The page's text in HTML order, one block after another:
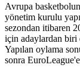
Avrupa
yönetim kurulu
sezondan itibaren
için adaylardan biri
Yapılan oylama
sonra